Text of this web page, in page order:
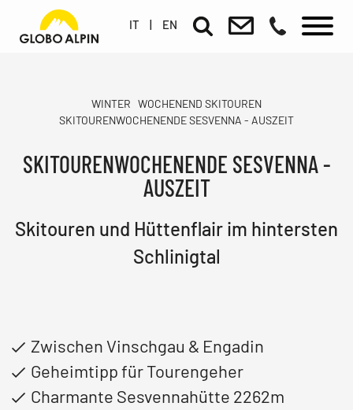
IT | EN
WINTER WOCHENEND SKITOUREN
SKITOURENWOCHENENDE SESVENNA - AUSZEIT
SKITOURENWOCHENENDE SESVENNA -
AUSZEIT
Skitouren und Hüttenflair im hintersten
Schlinigtal
Zwischen Vinschgau & Engadin
Geheimtipp für Tourengeher
Charmante Sesvennahütte 2262m